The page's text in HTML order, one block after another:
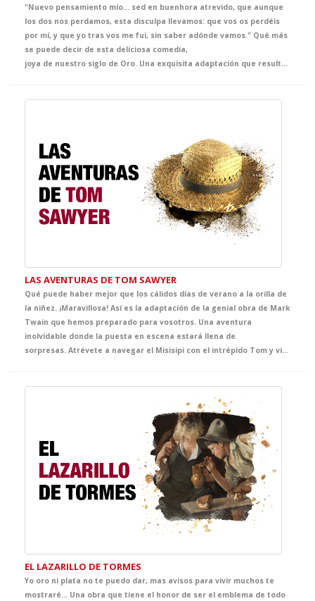
"Nuevo pensamiento mío… sed en buenhora atrevido, que aunque
los dos nos perdamos, esta disculpa llevamos: que vos os perdéis
por mí, y que yo tras vos me fui, sin saber adónde vamos." Qué más
se puede decir de esta deliciosa comedia,
LAS AVENTURAS DE TOM SAWYER
Qué puede haber mejor que los cálidos días de verano a la orilla de
la niñez. ¡Maravillosa! Así es la adaptación de la genial obra de Mark
Twain que hemos preparado para vosotros. Una aventura
inolvidable donde la puesta en escena estará llena de
sorpresas. Atrévete a navegar el Misisipi con el intrépido Tom y vivirás junto a tus alumnas y alumnos experiencias irrepetibles en el teatro.
EL LAZARILLO DE TORMES
Yo oro ni plata no te puedo dar, mas avisos para vivir muchos te
mostraré… Una obra que tiene el honor de ser el emblema de todo